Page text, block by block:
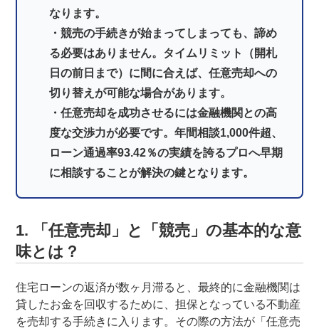
なります。
競売の手続きが始まってしまっても、諦め
る必要はありません。タイムリミット（開札
日の前日まで）に間に合えば、任意売却への
切り替えが可能な場合があります。
任意売却を成功させるには金融機関との高
度な交渉力が必要です。年間相談1,000件超、
ローン通過率93.42％の実績を誇るプロへ早期
に相談することが解決の鍵となります。
1. 「任意売却」と「競売」の基本的な意
味とは？
住宅ローンの返済が数ヶ月滞ると、最終的に金融機関は
貸したお金を回収するために、担保となっている不動産
を売却する手続きに入ります。その際の方法が「任意売